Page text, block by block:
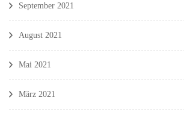
September 2021
August 2021
Mai 2021
März 2021